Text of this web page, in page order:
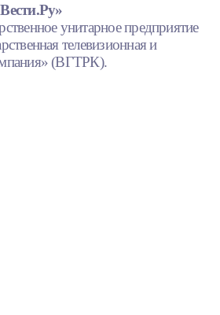
унитарное предприятие
телевизионная и
(ВГТРК).